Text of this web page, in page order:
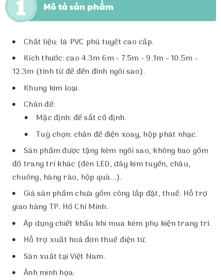
Mô tả sản phẩm
Chất liệu: lá PVC phủ tuyết cao cấp.
Kích thước: cao 4.3m 6m - 7.5m - 9.1m - 10.5m -
12.3m (tính từ đế đến đỉnh ngôi sao).
Khung kim loại.
Chân đế:
Mặc định: đế sắt cố định.
Tuỳ chọn: chân đế điện xoay, hộp phát nhạc.
Sản phẩm được tặng kèm ngôi sao, không bao gồm
đồ trang trí khác (đèn LED, dây kim tuyến, châu,
chuông, hàng rào, hộp quà...).
Giá sản phẩm chưa gồm công lắp đặt, thuế. Hỗ trợ
giao hàng TP. Hồ Chí Minh.
Áp dụng chiết khấu khi mua kèm phụ kiện trang trí.
Hỗ trợ xuất hoá đơn thuế điện tử.
Sản xuất tại Việt Nam.
Ảnh minh họa: